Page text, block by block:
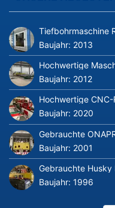
Tiefbohrmaschine
Baujahr: 2013
Hochwertige
Baujahr: 2012
Hochwertige
Baujahr: 2020
Gebrauchte
Baujahr: 2001
Gebrauchte
Baujahr: 1996